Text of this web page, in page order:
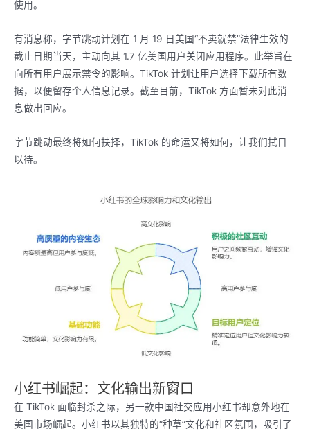
使用。
有消息称，字节跳动计划在 1 月 19 日美国“不卖就禁”法律生效的
截止日期当天，主动向其 1.7 亿美国用户关闭应用程序。此举旨在
向所有用户展示禁令的影响。TikTok 计划让用户选择下载所有数
据，以便留存个人信息记录。截至目前，TikTok 方面暂未对此消
息做出回应。
字节跳动最终将如何抉择，TikTok 的命运又将如何，让我们拭目
以待。
小红书崛起：文化输出新窗口
在 TikTok 面临封杀之际，另一款中国社交应用小红书却意外地在
美国市场崛起。小红书以其独特的“种草”文化和社区氛围，吸引了